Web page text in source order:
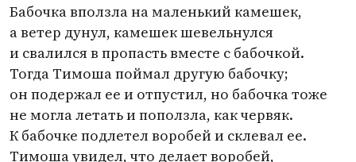
Бабочка вползла на маленький камешек,
а ветер дунул, камешек шевельнулся
и свалился в пропасть вместе с бабочкой.
Тогда Тимоша поймал другую бабочку;
он подержал ее и отпустил, но бабочка тоже
не могла летать и поползла, как червяк.
К бабочке подлетел воробей и склевал ее.
Тимоша увидел, что делает воробей,